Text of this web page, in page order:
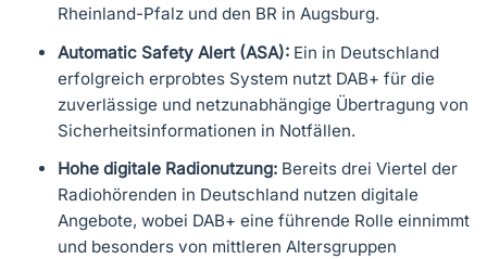
Rheinland-Pfalz und den BR in Augsburg.
Automatic Safety Alert (ASA): Ein in Deutschland
erfolgreich erprobtes System nutzt DAB+ für die
zuverlässige und netzunabhängige Übertragung von
Sicherheitsinformationen in Notfällen.
Hohe digitale Radionutzung: Bereits drei Viertel der
Radiohörenden in Deutschland nutzen digitale
Angebote, wobei DAB+ eine führende Rolle einnimmt
und besonders von mittleren Altersgruppen